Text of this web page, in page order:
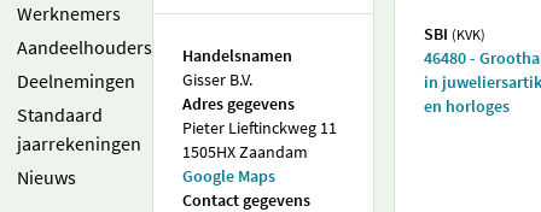
Werknemers
Aandeelhouders
Deelnemingen
Standaard
jaarrekeningen
Nieuws
Handelsnamen
Gisser B.V.
Adres gegevens
Pieter Lieftinckweg 11
1505HX Zaandam
Google Maps
Contact gegevens
SBI (KVK)
46480 -
in
en horloges